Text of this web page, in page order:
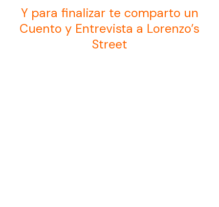
Y para finalizar te comparto un
Cuento y Entrevista a Lorenzo’s
Street